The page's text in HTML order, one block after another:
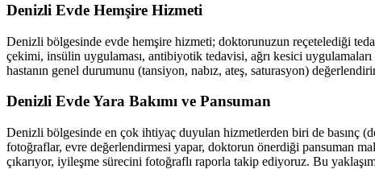
Denizli Evde Hemşire Hizmeti
Denizli bölgesinde evde hemşire hizmeti; doktorunuzun reçetelediği
çekimi, insülin uygulaması, antibiyotik tedavisi, ağrı kesici uygulamaları
hastanın genel durumunu (tansiyon, nabız, ateş, saturasyon)
Denizli Evde Yara Bakımı ve Pansuman
Denizli bölgesinde en çok ihtiyaç duyulan hizmetlerden biri de basınç
fotoğraflar, evre değerlendirmesi yapar, doktorun önerdiği pansuman
çıkarıyor, iyileşme sürecini fotoğraflı raporla takip ediyoruz. Bu